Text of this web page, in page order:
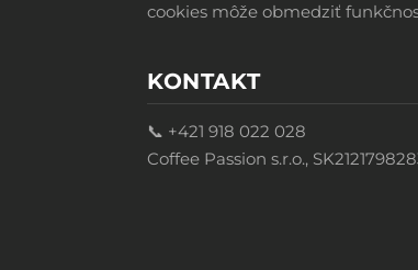
cookies môže obmedziť
KONTAKT
📞 +421 918 022 028
Coffee Passion s.r.o.,